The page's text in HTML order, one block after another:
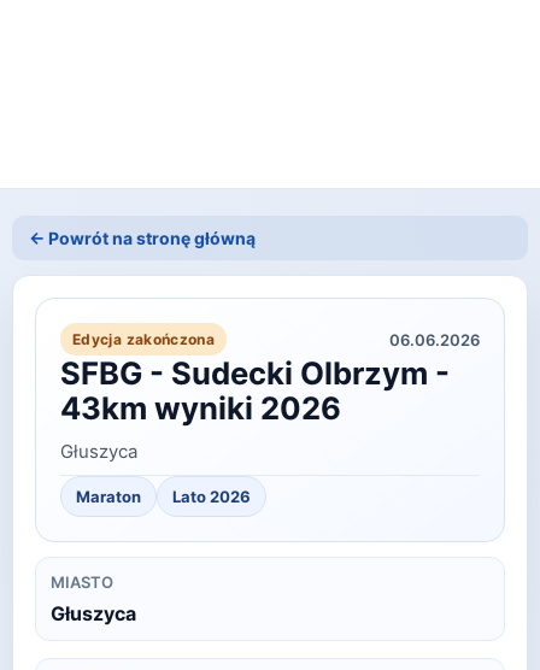
← Powrót na stronę główną
Edycja zakończona 06.06.2026
SFBG - Sudecki Olbrzym -
43km wyniki 2026
Głuszyca
Maraton Lato2026
MIASTO
Głuszyca